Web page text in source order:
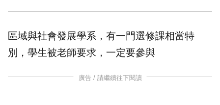
區域與社會發展學系，有一門選修課相當特
別， 學生被老師要求，一定要參與
廣告 / 請繼續往下閱讀